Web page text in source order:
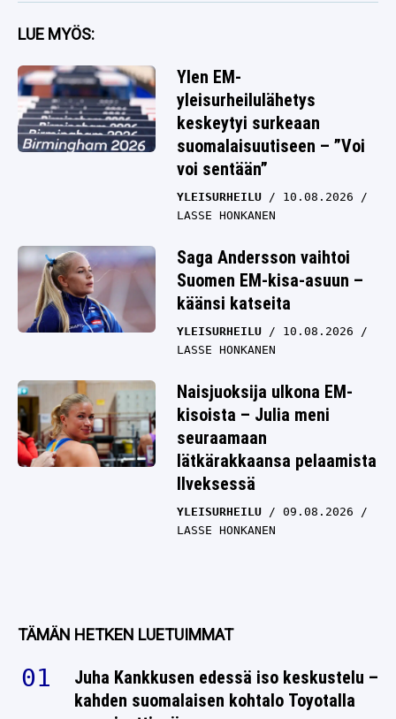
LUE MYÖS:
Ylen EM-
yleisurheilulähetys
keskeytyi surkeaan
suomalaisuutiseen – ”Voi
voi sentään”
YLEISURHEILU
10.08.2026
LASSE HONKANEN
Saga Andersson vaihtoi
Suomen EM-kisa-asuun –
käänsi katseita
YLEISURHEILU
10.08.2026
LASSE HONKANEN
Naisjuoksija ulkona EM-
kisoista – Julia meni
seuraamaan
lätkärakkaansa pelaamista
Ilveksessä
YLEISURHEILU
09.08.2026
LASSE HONKANEN
kahden suomalaisen kohtalo Toyotalla
saa sinettinsä